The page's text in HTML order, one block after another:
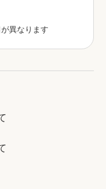
異なります